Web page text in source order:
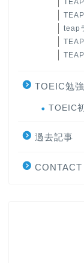
teap
TOEIC勉
TOEIC
過去記事
CONTACT